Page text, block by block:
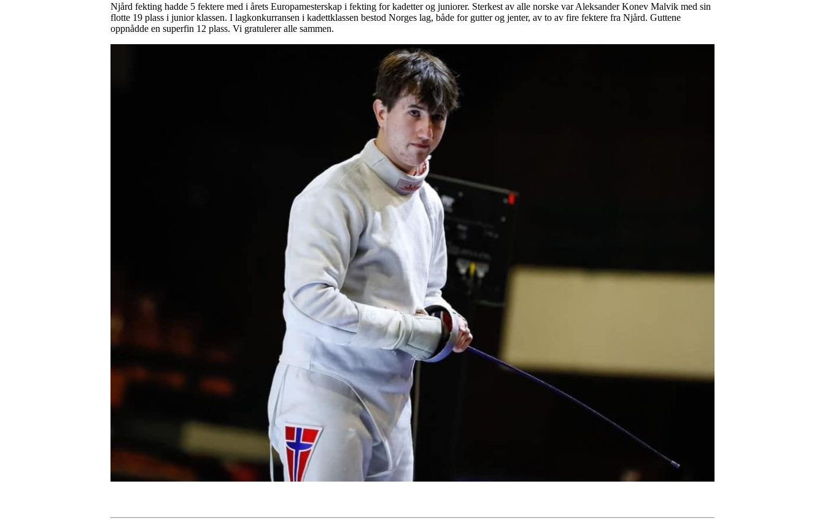
Njård fekting hadde 5 fektere med i årets Europamesterskap i fekting for kadetter og juniorer. Sterkest av alle norske var Aleksander Konev Malvik med sin
flotte 19 plass i junior klassen. I lagkonkurransen i kadettklassen bestod Norges lag, både for gutter og jenter, av to av fire fektere fra Njård. Guttene
oppnådde en superfin 12 plass. Vi gratulerer alle sammen.